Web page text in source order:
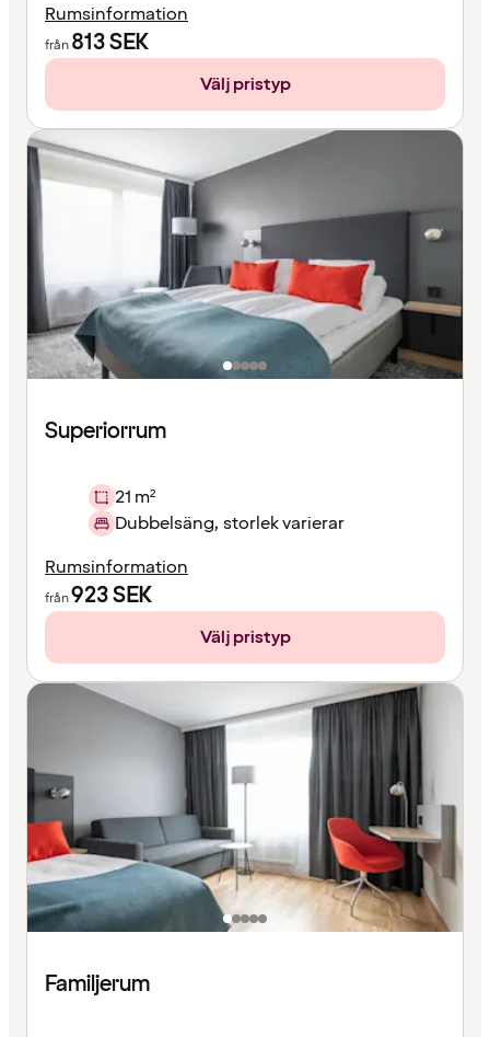
Rumsinformation
från813SEK
Välj pristyp
Superiorrum
21 m²
Dubbelsäng, storlek varierar
Rumsinformation
från923SEK
Välj pristyp
Familjerum